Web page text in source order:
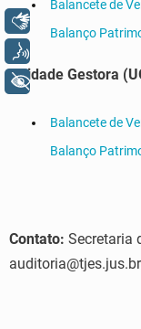
Balancete de
Balanço
Unidade Gestora
Balancete de
Balanço
Contato: Secretaria
+